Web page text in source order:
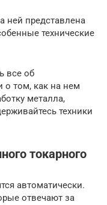
ней представлена
технические
все об
о том, как на нем
металла,
техники
токарного
автоматически.
отвечают за